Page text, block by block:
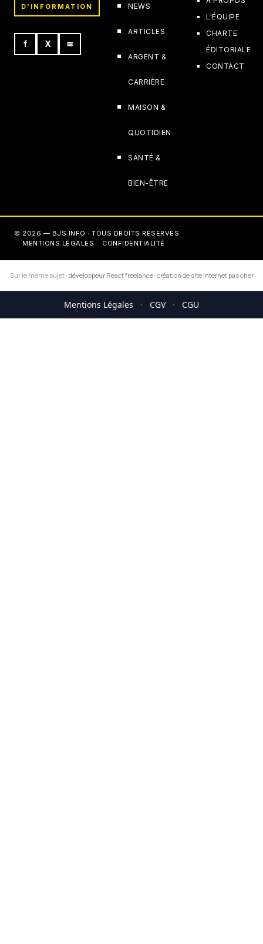
D'INFORMATION
f X ≋
NEWS
ARTICLES
ARGENT &
CARRIÈRE
MAISON &
QUOTIDIEN
SANTÉ &
BIEN-ÊTRE
L'ÉQUIPE
CHARTE
ÉDITORIALE
CONTACT
© 2026 — BJS INFO · TOUS DROITS RÉSERVÉS
MENTIONS LÉGALES
CONFIDENTIALITÉ
Sur le meme sujet : développeur React freelance·création de site internet pas cher
Mentions Légales · CGV · CGU